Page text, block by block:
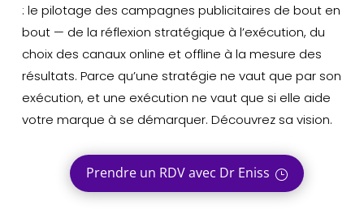
: le pilotage des campagnes publicitaires de bout en
bout — de la réflexion stratégique à l’exécution, du
choix des canaux online et offline à la mesure des
résultats. Parce qu’une stratégie ne vaut que par son
exécution, et une exécution ne vaut que si elle aide
votre marque à se démarquer. Découvrez sa vision.
Prendre un RDV avec Dr Eniss